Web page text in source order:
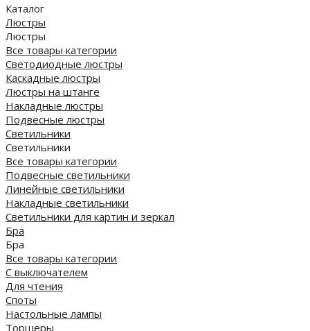
Каталог
Люстры
Люстры
Все товары категории
Светодиодные люстры
Каскадные люстры
Люстры на штанге
Накладные люстры
Подвесные люстры
Светильники
Светильники
Все товары категории
Подвесные светильники
Линейные светильники
Накладные светильники
Светильники для картин и зеркал
Бра
Бра
Все товары категории
С выключателем
Для чтения
Споты
Настольные лампы
Торшеры